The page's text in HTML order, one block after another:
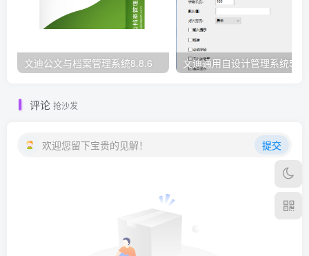
文迪公文与档案管理系统8.8.6 文迪通用自设计管理系统
评论 抢沙发
欢迎您留下宝贵的见解！ 提交